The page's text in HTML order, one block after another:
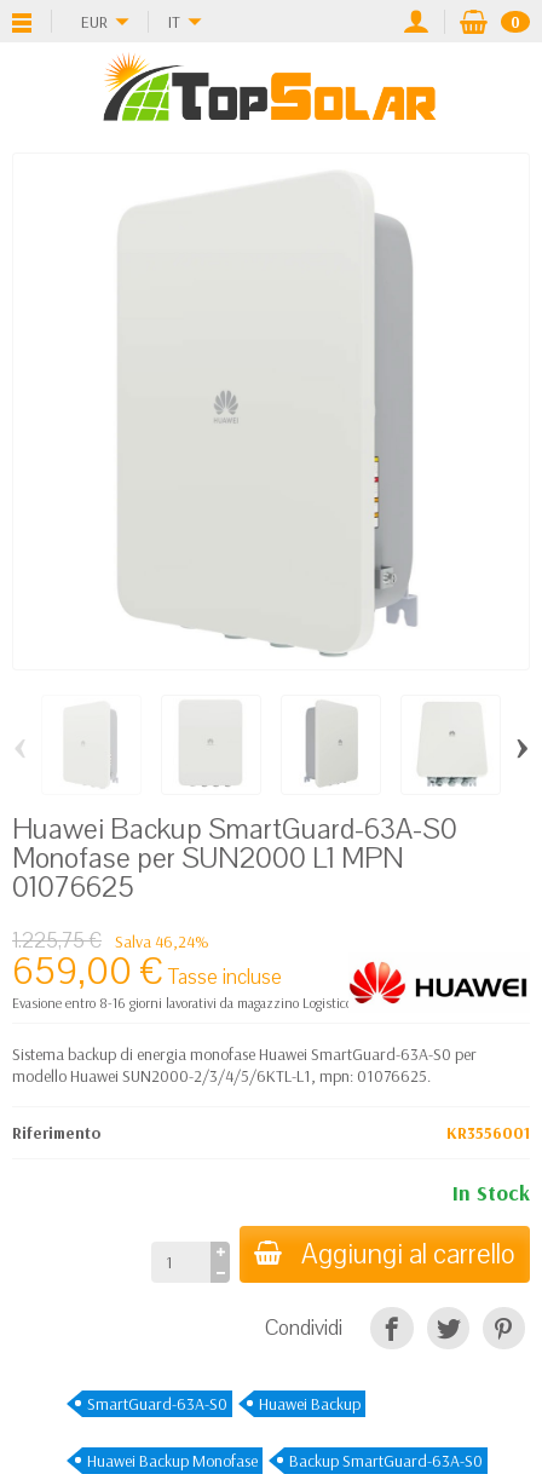
EUR IT 0
‹ ›
Huawei Backup SmartGuard-63A-S0
Monofase per SUN2000 L1 MPN
01076625
1.225,75 € Salva 46,24%
659,00 € Tasse incluse
Evasione entro 8-16 giorni lavorativi da magazzino Logistico Europa
Sistema backup di energia monofase Huawei SmartGuard-63A-S0 per
modello Huawei SUN2000-2/3/4/5/6KTL-L1, mpn: 01076625.
Riferimento KR3556001
In Stock
Aggiungi al carrello
Condividi
SmartGuard-63A-S0 Huawei Backup
Huawei Backup Monofase Backup SmartGuard-63A-S0